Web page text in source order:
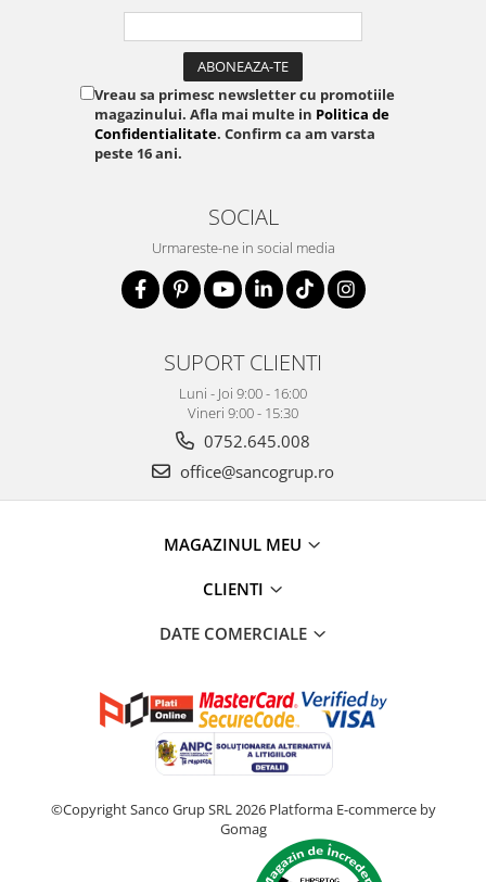
Vreau sa primesc newsletter cu promotiile
magazinului. Afla mai multe in Politica de
Confidentialitate. Confirm ca am varsta
peste 16 ani.
SOCIAL
Urmareste-ne in social media
SUPORT CLIENTI
Luni - Joi 9:00 - 16:00
Vineri 9:00 - 15:30
0752.645.008
office@sancogrup.ro
MAGAZINUL MEU
CLIENTI
DATE COMERCIALE
©Copyright Sanco Grup SRL 2026 Platforma E-commerce by
Gomag